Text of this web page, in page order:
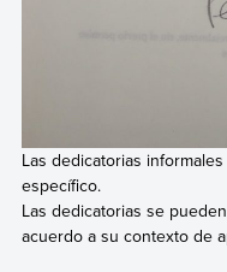
Las dedicatorias
específico.
Las dedicatorias se
acuerdo a su contexto de